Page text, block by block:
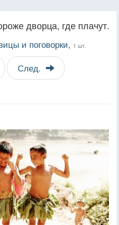
дворца, где плачут.
и поговорки, 1 шт.
След.